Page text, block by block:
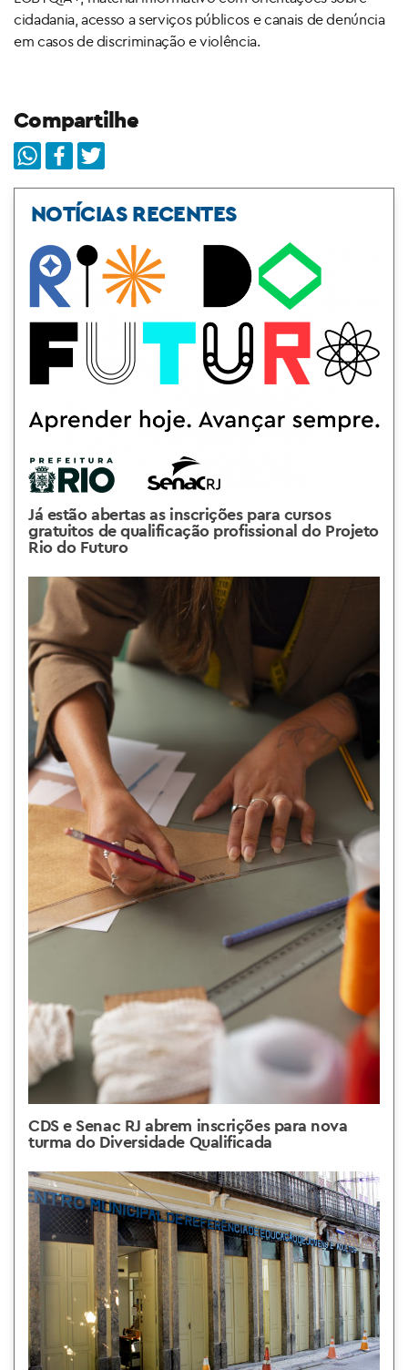
cidadania, acesso a serviços públicos e canais de denúncia
em casos de discriminação e violência.
Compartilhe
NOTÍCIAS RECENTES
Já estão abertas as inscrições para cursos
gratuitos de qualificação profissional do Projeto
Rio do Futuro
CDS e Senac RJ abrem inscrições para nova
turma do Diversidade Qualificada